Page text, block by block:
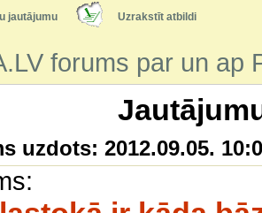
jautājumu Uzrakstīt atbildi
forums par un ap
uzdots: 2012.09.05.